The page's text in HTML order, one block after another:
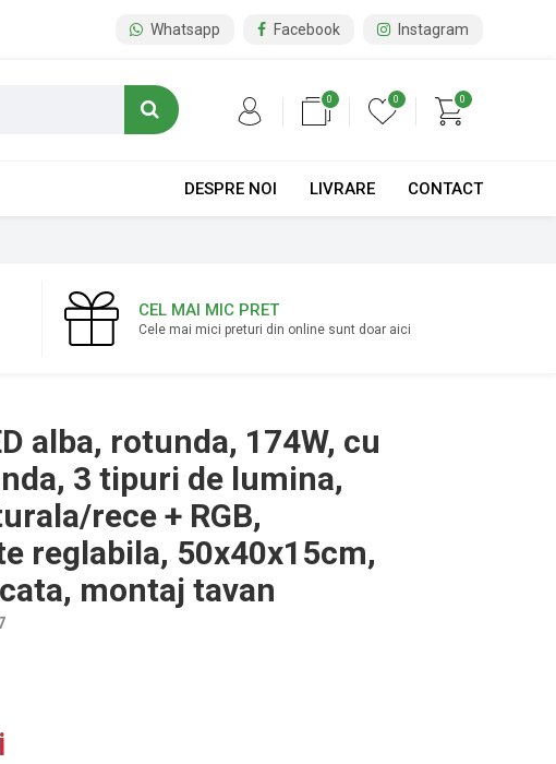
Whatsapp Facebook Instagram
0
0
0
CONTACT
LIVRARE
DESPRE NOI
CEL MAI MIC PRET
Cele mai mici preturi din online sunt doar aici
alba, rotunda, 174W, cu
3 tipuri de lumina,
rece + RGB,
reglabila, 50x40x15cm,
montaj tavan